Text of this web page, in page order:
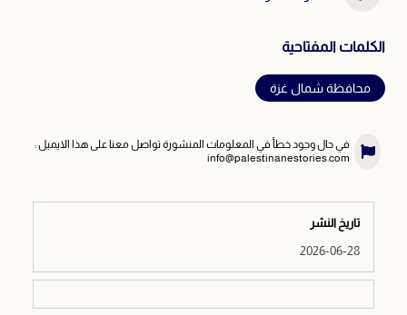
الكلمات المفتاحية
محافظة شمال غزة
في حال وجود خطأ في المعلومات المنشورة تواصل معنا على هذا الايميل :
info@palestinanestories.com
تاريخ النشر
2026-06-28